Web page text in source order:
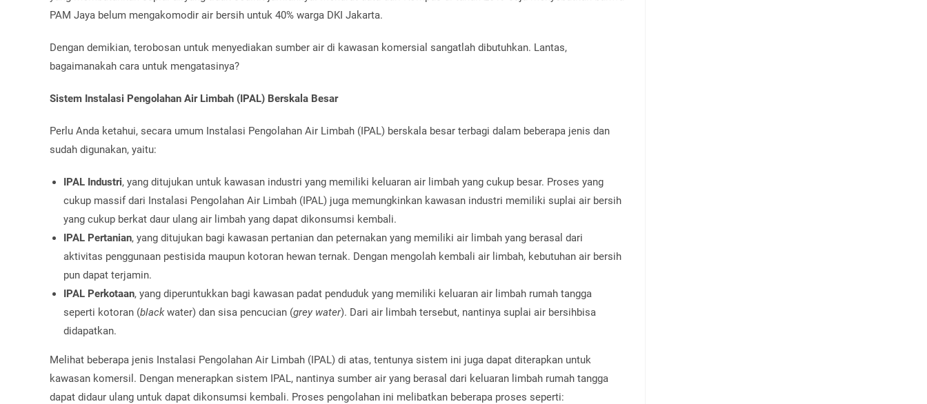
PAM Jaya belum mengakomodir air bersih untuk 40% warga DKI Jakarta.
Dengan demikian, terobosan untuk menyediakan sumber air di kawasan komersial sangatlah dibutuhkan. Lantas,
bagaimanakah cara untuk mengatasinya?
Sistem Instalasi Pengolahan Air Limbah (IPAL) Berskala Besar
Perlu Anda ketahui, secara umum Instalasi Pengolahan Air Limbah (IPAL) berskala besar terbagi dalam beberapa jenis dan
sudah digunakan, yaitu:
IPAL Industri, yang ditujukan untuk kawasan industri yang memiliki keluaran air limbah yang cukup besar. Proses yang
cukup massif dari Instalasi Pengolahan Air Limbah (IPAL) juga memungkinkan kawasan industri memiliki suplai air bersih
yang cukup berkat daur ulang air limbah yang dapat dikonsumsi kembali.
IPAL Pertanian, yang ditujukan bagi kawasan pertanian dan peternakan yang memiliki air limbah yang berasal dari
aktivitas penggunaan pestisida maupun kotoran hewan ternak. Dengan mengolah kembali air limbah, kebutuhan air bersih
pun dapat terjamin.
IPAL Perkotaan, yang diperuntukkan bagi kawasan padat penduduk yang memiliki keluaran air limbah rumah tangga
seperti kotoran (blackwater) dan sisa pencucian (grey water). Dari air limbah tersebut, nantinya suplai air bersihbisa
didapatkan.
Melihat beberapa jenis Instalasi Pengolahan Air Limbah (IPAL) di atas, tentunya sistem ini juga dapat diterapkan untuk
kawasan komersil. Dengan menerapkan sistem IPAL, nantinya sumber air yang berasal dari keluaran limbah rumah tangga
dapat didaur ulang untuk dapat dikonsumsi kembali. Proses pengolahan ini melibatkan beberapa proses seperti: